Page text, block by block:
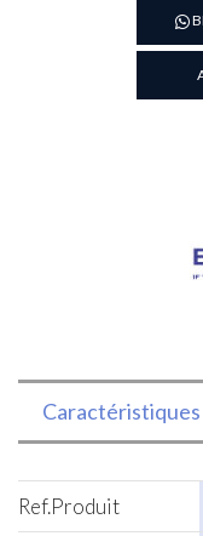
Caractéristiques
Ref.Produit